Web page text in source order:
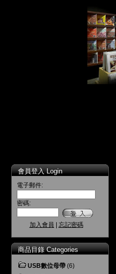
會員登入 Login
電子郵件:
密碼:
加入會員 忘記密碼
商品目錄 Categories
USB數位母帶 (6)